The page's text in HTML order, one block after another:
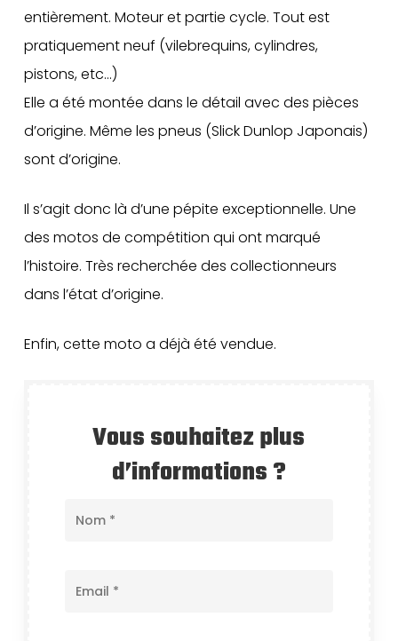
entièrement. Moteur et partie cycle. Tout est
pratiquement neuf (vilebrequins, cylindres,
pistons, etc…)
Elle a été montée dans le détail avec des pièces
d’origine. Même les pneus (Slick Dunlop Japonais)
sont d’origine.
Il s’agit donc là d’une pépite exceptionnelle. Une
des motos de compétition qui ont marqué
l’histoire. Très recherchée des collectionneurs
dans l’état d’origine.
Enfin, cette moto a déjà été vendue.
Vous souhaitez plus
d’informations ?